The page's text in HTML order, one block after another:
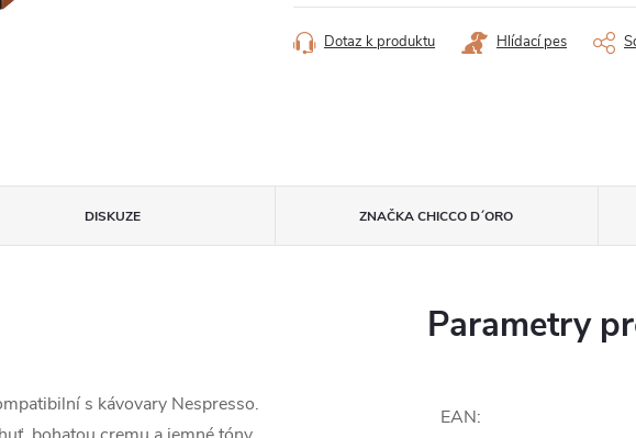
cena:
Dotaz k produktu Hlídací pes
DISKUZE ZNAČKACHICCO D´ORO
s kávovary Nespresso.
Parametry
EAN: